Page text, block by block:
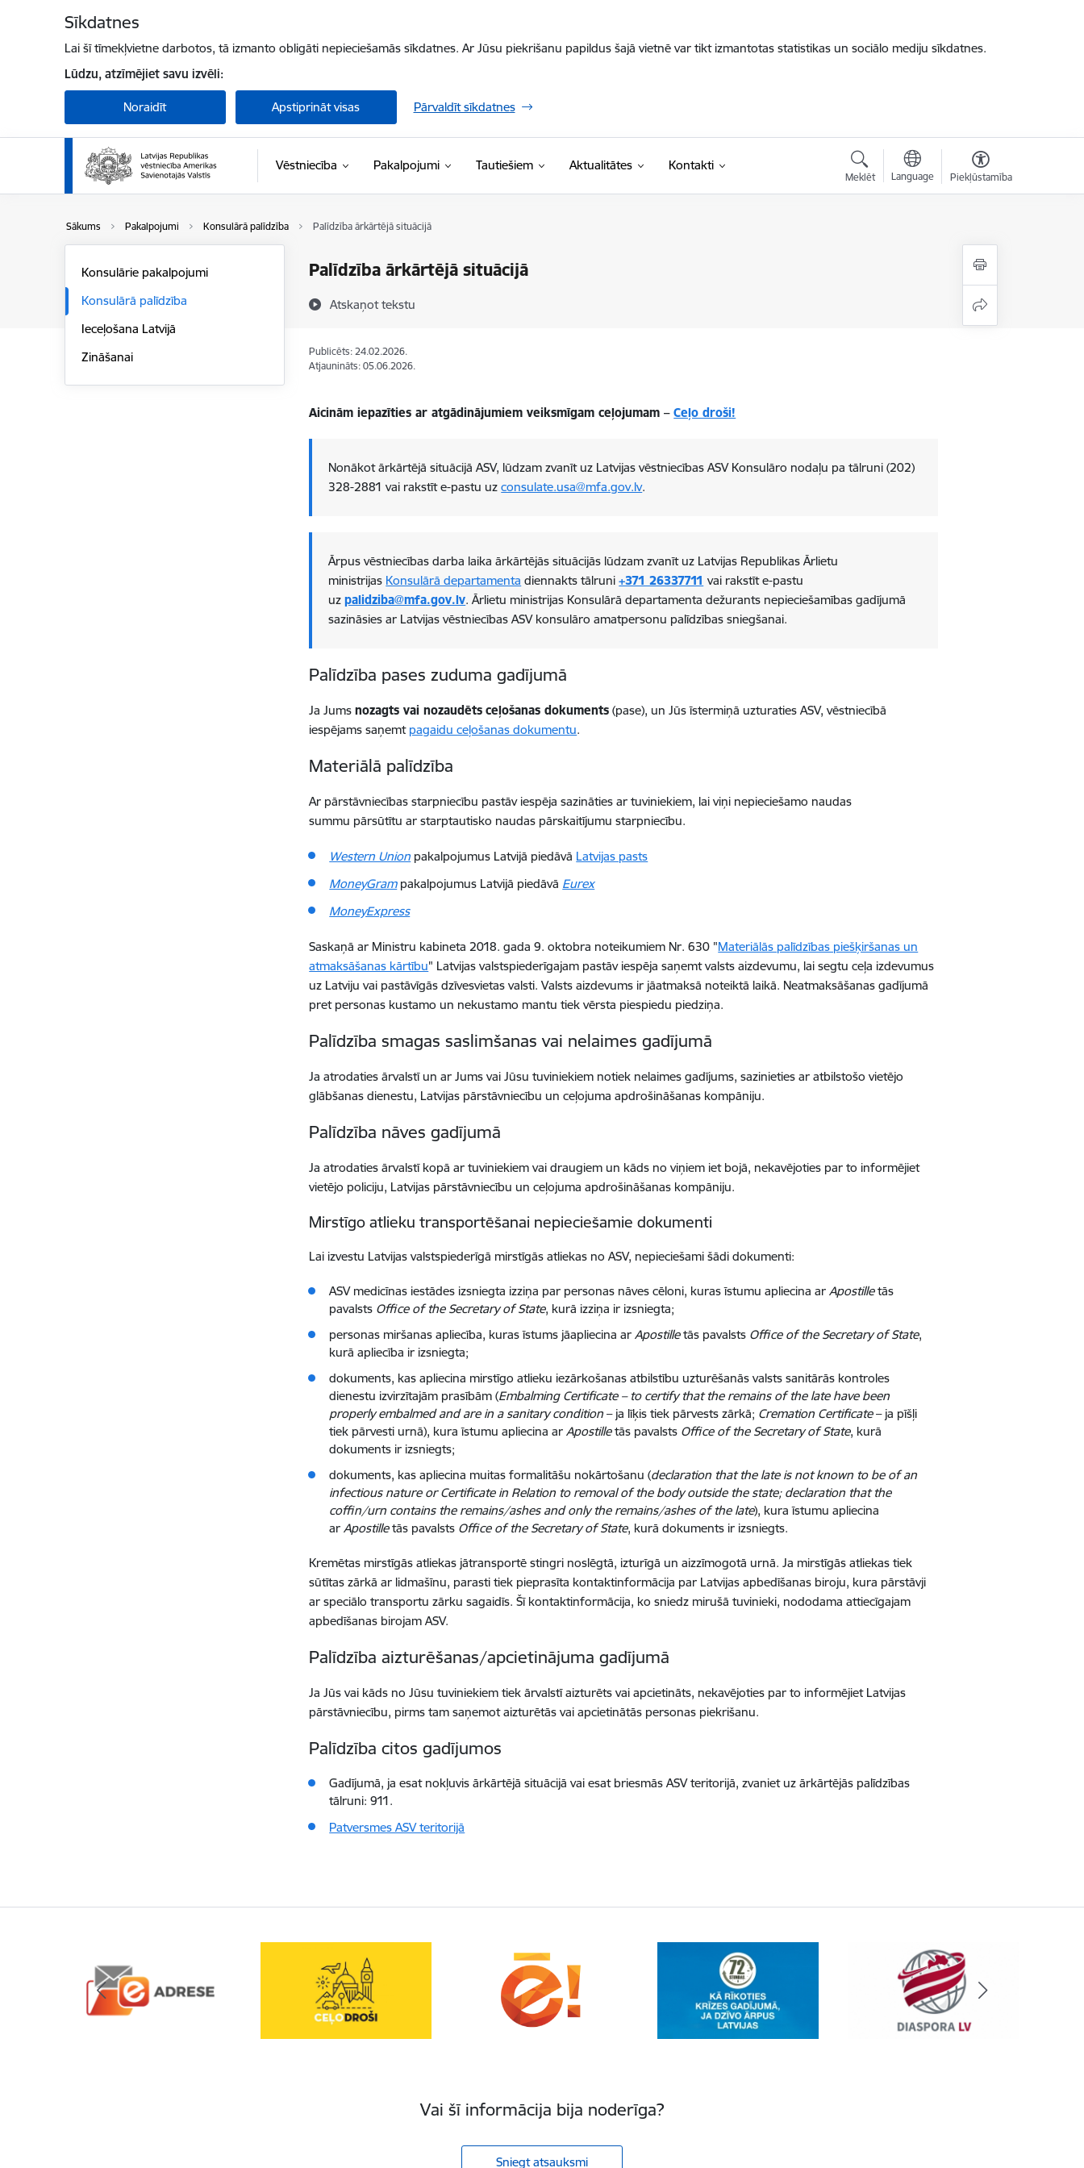
Sīkdatnes
Lai šī tīmekļvietne darbotos, tā izmanto obligāti nepieciešamās sīkdatnes. Ar Jūsu piekrišanu papildus šajā vietnē var tikt izmantotas statistikas un sociālo mediju sīkdatnes.
Lūdzu, atzīmējiet savu izvēli:
Noraidīt Apstiprināt visas Pārvaldīt sīkdatnes
Vēstniecība Pakalpojumi Tautiešiem Aktualitātes Kontakti
Meklēt Language Piekļūstamība
Sākums Pakalpojumi Konsulārā palīdzība Palīdzība ārkārtējā situācijā
Palīdzība ārkārtējā situācijā
Atskaņot tekstu
Konsulārie pakalpojumi
Konsulārā palīdzība
Ieceļošana Latvijā
Zināšanai
Publicēts: 24.02.2026.
Atjaunināts: 05.06.2026.
Aicinām iepazīties ar atgādinājumiem veiksmīgam ceļojumam –Ceļo droši!
Nonākot ārkārtējā situācijā ASV, lūdzam zvanīt uz Latvijas vēstniecības ASV Konsulāro nodaļu pa tālruni (202)
328-2881 vai rakstīt e-pastu uzconsulate.usa@mfa.gov.lv.
Ārpus vēstniecības darba laika ārkārtējās situācijās lūdzam zvanīt uz Latvijas Republikas Ārlietu
ministrijas Konsulārā departamenta diennakts tālruni+371 26337711 vai rakstīt e-pastu
uzpalidziba@mfa.gov.lv. Ārlietu ministrijas Konsulārā departamenta dežurants nepieciešamības gadījumā
sazināsies ar Latvijas vēstniecības ASV konsulāro amatpersonu palīdzības sniegšanai.
Palīdzība pases zuduma gadījumā
Ja Jumsnozagts vai nozaudēts ceļošanas dokuments (pase), un Jūs īstermiņā uzturaties ASV, vēstniecībā
iespējams saņemt pagaidu ceļošanas dokumentu.
Materiālā palīdzība
Ar pārstāvniecības starpniecību pastāv iespēja sazināties ar tuviniekiem, lai viņi nepieciešamo naudas
summu pārsūtītu ar starptautisko naudas pārskaitījumu starpniecību.
Western Union pakalpojumus Latvijā piedāvā Latvijas pasts
MoneyGrampakalpojumus Latvijā piedāvā Eurex
MoneyExpress
Saskaņā ar Ministru kabineta 2018. gada 9. oktobra noteikumiem Nr. 630 "Materiālās palīdzības piešķiršanas un
atmaksāšanas kārtību" Latvijas valstspiederīgajam pastāv iespēja saņemt valsts aizdevumu, lai segtu ceļa izdevumus
uz Latviju vai pastāvīgās dzīvesvietas valsti. Valsts aizdevums ir jāatmaksā noteiktā laikā. Neatmaksāšanas gadījumā
pret personas kustamo un nekustamo mantu tiek vērsta piespiedu piedziņa.
Palīdzība smagas saslimšanas vai nelaimes gadījumā
Ja atrodaties ārvalstī un ar Jums vai Jūsu tuviniekiem notiek nelaimes gadījums, sazinieties ar atbilstošo vietējo
glābšanas dienestu, Latvijas pārstāvniecību un ceļojuma apdrošināšanas kompāniju.
Palīdzība nāves gadījumā
Ja atrodaties ārvalstī kopā ar tuviniekiem vai draugiem un kāds no viņiem iet bojā, nekavējoties par to informējiet
vietējo policiju, Latvijas pārstāvniecību un ceļojuma apdrošināšanas kompāniju.
Mirstīgo atlieku transportēšanai nepieciešamie dokumenti
Lai izvestu Latvijas valstspiederīgā mirstīgās atliekas no ASV, nepieciešami šādi dokumenti:
ASV medicīnas iestādes izsniegta izziņa par personas nāves cēloni, kuras īstumu apliecina arApostilletās
pavalsts Office of the Secretary of State, kurā izziņa ir izsniegta;
personas miršanas apliecība, kuras īstums jāapliecina arApostilletās pavalsts Office of the Secretary of State,
kurā apliecība ir izsniegta;
dokuments, kas apliecina mirstīgo atlieku iezārkošanas atbilstību uzturēšanās valsts sanitārās kontroles
dienestu izvirzītajām prasībām (Embalming Certificate – to certify that the remains of the late have been
properly embalmed and are in a sanitary condition – ja līķis tiek pārvests zārkā; Cremation Certificate– ja pīšļi
tiek pārvesti urnā), kura īstumu apliecina arApostilletās pavalsts Office of the Secretary of State, kurā
dokuments ir izsniegts;
dokuments, kas apliecina muitas formalitāšu nokārtošanu (declaration that the late is not known to be of an
infectious nature or Certificate in Relation to removal of the body outside the state; declaration that the
coffin/urn contains the remains/ashes and only the remains/ashes of the late), kura īstumu apliecina
arApostilletās pavalsts Office of the Secretary of State, kurā dokuments ir izsniegts.
Kremētas mirstīgās atliekas jātransportē stingri noslēgtā, izturīgā un aizzīmogotā urnā. Ja mirstīgās atliekas tiek
sūtītas zārkā ar lidmašīnu, parasti tiek pieprasīta kontaktinformācija par Latvijas apbedīšanas biroju, kura pārstāvji
ar speciālo transportu zārku sagaidīs. Šī kontaktinformācija, ko sniedz mirušā tuvinieki, nododama attiecīgajam
apbedīšanas birojam ASV.
Palīdzība aizturēšanas/apcietinājuma gadījumā
Ja Jūs vai kāds no Jūsu tuviniekiem tiek ārvalstī aizturēts vai apcietināts, nekavējoties par to informējiet Latvijas
pārstāvniecību, pirms tam saņemot aizturētās vai apcietinātās personas piekrišanu.
Palīdzība citos gadījumos
Gadījumā, ja esat nokļuvis ārkārtējā situācijā vai esat briesmās ASV teritorijā, zvaniet uz ārkārtējās palīdzības
tālruni: 911.
Patversmes ASV teritorijā
Vai šī informācija bija noderīga?
Sniegt atsauksmi